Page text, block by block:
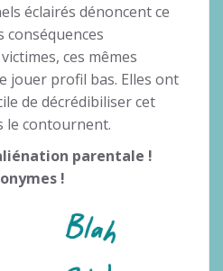
éclairés dénoncent ce
conséquences
ces mêmes
jouer profil bas. Elles ont
de décrédibiliser cet
le contournent.
parentale !
!